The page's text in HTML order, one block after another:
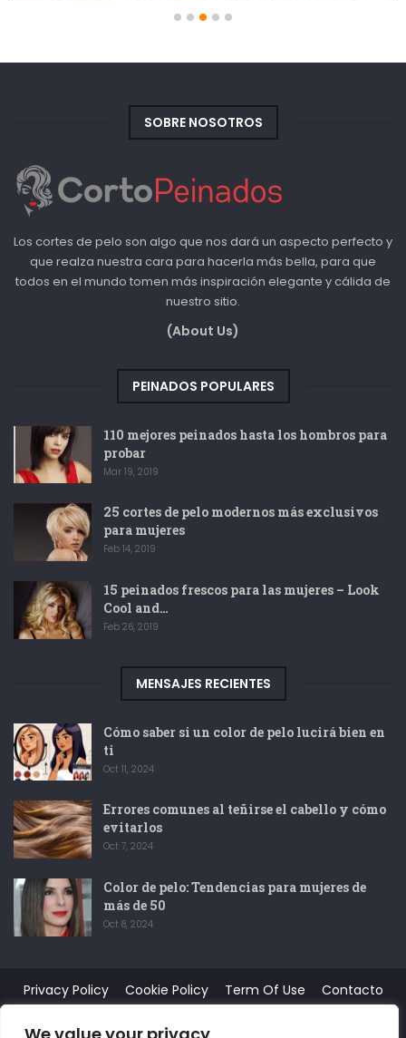
SOBRE NOSOTROS
Los cortes de pelo son algo que nos dará un aspecto perfecto y
que realza nuestra cara para hacerla más bella, para que
todos en el mundo tomen más inspiración elegante y cálida de
nuestro sitio.
(About Us)
PEINADOS POPULARES
110 mejores peinados hasta los hombros para
probar
Mar 19, 2019
25 cortes de pelo modernos más exclusivos
para mujeres
Feb 14, 2019
15 peinados frescos para las mujeres – Look
Cool and…
Feb 26, 2019
MENSAJES RECIENTES
Cómo saber si un color de pelo lucirá bien en
ti
Oct 11, 2024
Errores comunes al teñirse el cabello y cómo
evitarlos
Oct 7, 2024
Color de pelo: Tendencias para mujeres de
más de 50
Oct 8, 2024
Privacy Policy Cookie Policy Term Of Use
Contacto